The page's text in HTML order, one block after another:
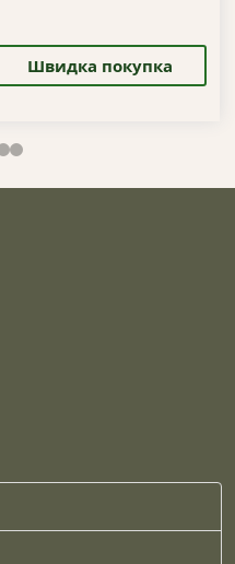
Швидка покупка